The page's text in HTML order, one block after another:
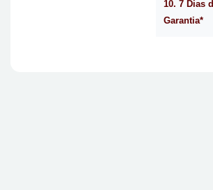
10. 7 Dias
Garantia*